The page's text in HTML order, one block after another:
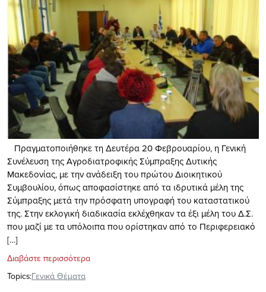
Πραγματοποιήθηκε τη Δευτέρα 20 Φεβρουαρίου, η Γενική
Συνέλευση της Αγροδιατροφικής Σύμπραξης Δυτικής
Μακεδονίας, με την ανάδειξη του πρώτου Διοικητικού
Συμβουλίου, όπως αποφασίστηκε από τα ιδρυτικά μέλη της
Σύμπραξης μετά την πρόσφατη υπογραφή του καταστατικού
της. Στην εκλογική διαδικασία εκλέχθηκαν τα έξι μέλη του Δ.Σ.
που μαζί με τα υπόλοιπα που ορίστηκαν από το Περιφερειακό
[…]
Διαβάστε περισσότερα
Topics:Γενικά Θέματα